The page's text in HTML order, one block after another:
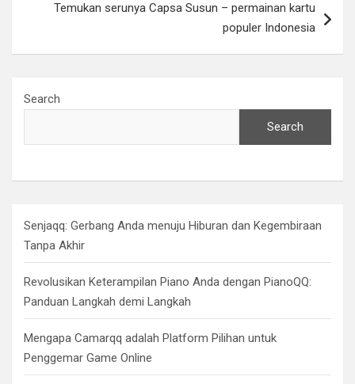
Temukan serunya Capsa Susun – permainan kartu
populer Indonesia
Search
Search
Senjaqq: Gerbang Anda menuju Hiburan dan Kegembiraan
Tanpa Akhir
Revolusikan Keterampilan Piano Anda dengan PianoQQ:
Panduan Langkah demi Langkah
Mengapa Camarqq adalah Platform Pilihan untuk
Penggemar Game Online